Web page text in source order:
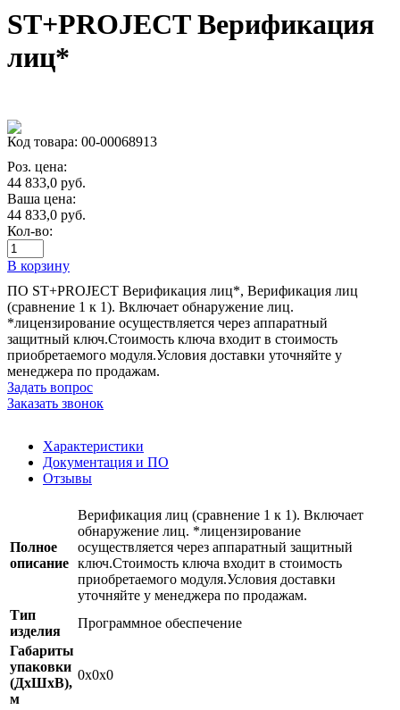
ST+PROJECT Верификация
лиц*
Код товара: 00-00068913
Роз. цена:
44 833,0 руб.
Ваша цена:
44 833,0 руб.
Кол-во:
В корзину
ПО ST+PROJECT Верификация лиц*, Верификация лиц
(сравнение 1 к 1). Включает обнаружение лиц.
*лицензирование осуществляется через аппаратный
защитный ключ.Стоимость ключа входит в стоимость
приобретаемого модуля.Условия доставки уточняйте у
менеджера по продажам.
Задать вопрос
Заказать звонок
Характеристики
Документация и ПО
Отзывы
Полное
описание
Верификация лиц (сравнение 1 к 1). Включает
обнаружение лиц. *лицензирование
осуществляется через аппаратный защитный
ключ.Стоимость ключа входит в стоимость
приобретаемого модуля.Условия доставки
уточняйте у менеджера по продажам.
Тип
изделия
Программное обеспечение
Габариты
упаковки
(ДхШхВ),
м
0x0x0